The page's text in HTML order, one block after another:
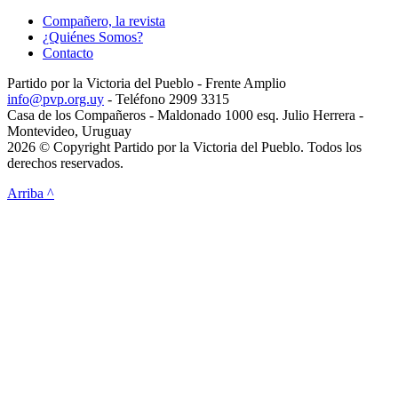
Compañero, la revista
¿Quiénes Somos?
Contacto
Partido por la Victoria del Pueblo - Frente Amplio
info@pvp.org.uy - Teléfono 2909 3315
Casa de los Compañeros - Maldonado 1000 esq. Julio Herrera -
Montevideo, Uruguay
2026 © Copyright Partido por la Victoria del Pueblo. Todos los
derechos reservados.
Arriba ^